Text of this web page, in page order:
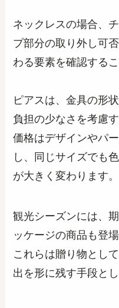
ネックレスの場合、
プ部分の取り外し可
わる要素を確認する
ピアスは、金具の形
負担の少なさを考慮
価格はデザインやパ
し、同じサイズでも
が大きく変わります。
観光シーズンには、
ッケージの商品も登場
これらは贈り物とし
出を形に残す手段とし